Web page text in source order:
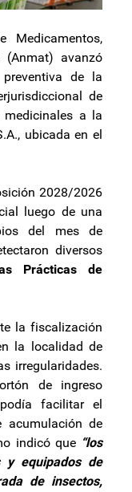
Medicamentos,
(Anmat) avanzó
de la
de
medicinales a la
ubicada en el
2028/2026
luego de una
del mes de
diversos
Prácticas de
la fiscalización
la localidad de
irregularidades.
de ingreso
facilitar el
acumulación de
indicó que “los
y equipados de
de insectos,